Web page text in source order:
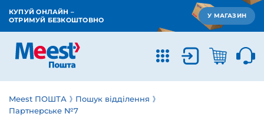
КУПУЙ ОНЛАЙН –
ОТРИМУЙ БЕЗКОШТОВНО
У МАГАЗИН
Meest ПОШТА
Пошук відділення
Партнерське №7